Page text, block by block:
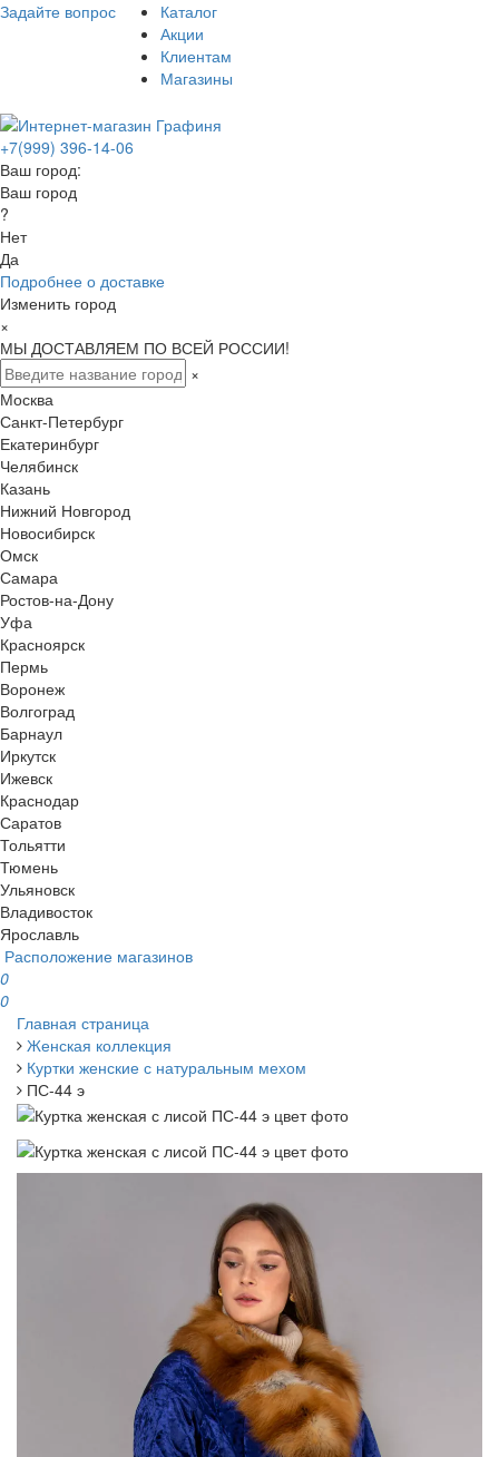
Задайте вопрос
Каталог
Акции
Клиентам
Магазины
+7(999) 396-14-06
Ваш город:
Ваш город
?
Нет
Да
Подробнее о доставке
Изменить город
×
МЫ ДОСТАВЛЯЕМ ПО ВСЕЙ РОССИИ!
×
Москва
Санкт-Петербург
Екатеринбург
Челябинск
Казань
Нижний Новгород
Новосибирск
Омск
Самара
Ростов-на-Дону
Уфа
Красноярск
Пермь
Воронеж
Волгоград
Барнаул
Иркутск
Ижевск
Краснодар
Саратов
Тольятти
Тюмень
Ульяновск
Владивосток
Ярославль
Расположение магазинов
0
0
Главная страница
Женская коллекция
Куртки женские с натуральным мехом
ПС-44 э